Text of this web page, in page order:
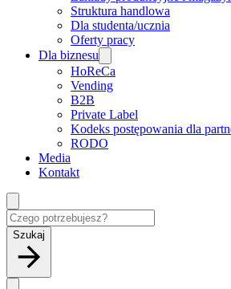
Struktura handlowa
Dla studenta/ucznia
Oferty pracy
Dla biznesu
HoReCa
Vending
B2B
Private Label
Kodeks postępowania dla
RODO
Media
Kontakt
Szukaj